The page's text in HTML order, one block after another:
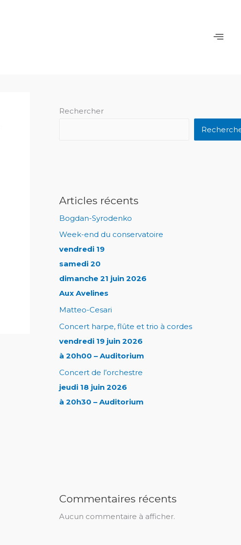
Rechercher
Articles récents
Bogdan-Syrodenko
Week-end du conservatoire
vendredi 19
samedi 20
dimanche 21 juin 2026
Aux Avelines
Matteo-Cesari
Concert harpe, flûte et trio à cordes
vendredi 19 juin 2026
à 20h00 – Auditorium
Concert de l’orchestre
jeudi 18 juin 2026
à 20h30 – Auditorium
Commentaires récents
Aucun commentaire à afficher.